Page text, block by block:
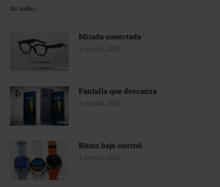
de audio …
Mirada conectada
5 agosto, 2026
Pantalla que descansa
5 agosto, 2026
Ritmo bajo control
5 agosto, 2026